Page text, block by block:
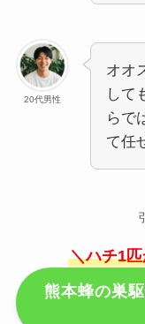
20代男性
オオ
して
らで
て任
＼ハチ1
熊本蜂の巣